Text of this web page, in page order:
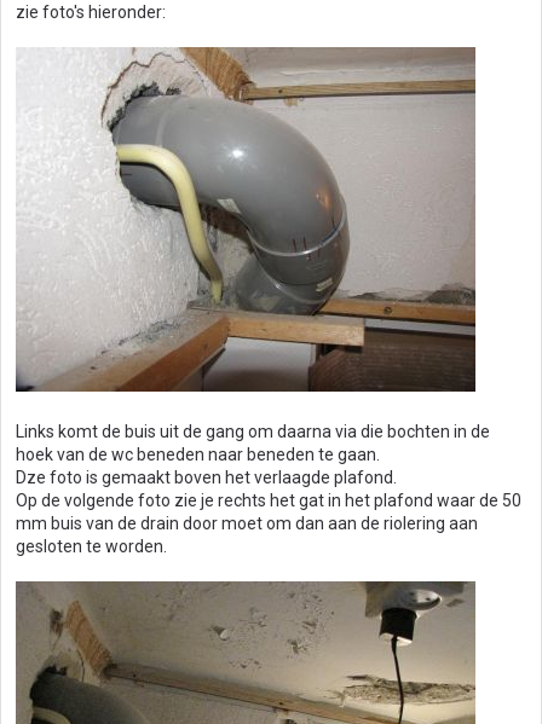
zie foto's hieronder:
Links komt de buis uit de gang om daarna via die bochten in de
hoek van de wc beneden naar beneden te gaan.
Dze foto is gemaakt boven het verlaagde plafond.
Op de volgende foto zie je rechts het gat in het plafond waar de 50
mm buis van de drain door moet om dan aan de riolering aan
gesloten te worden.